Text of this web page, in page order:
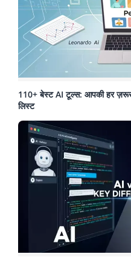
110+ बेस्ट AI टूल्स: आपकी हर
लिस्ट